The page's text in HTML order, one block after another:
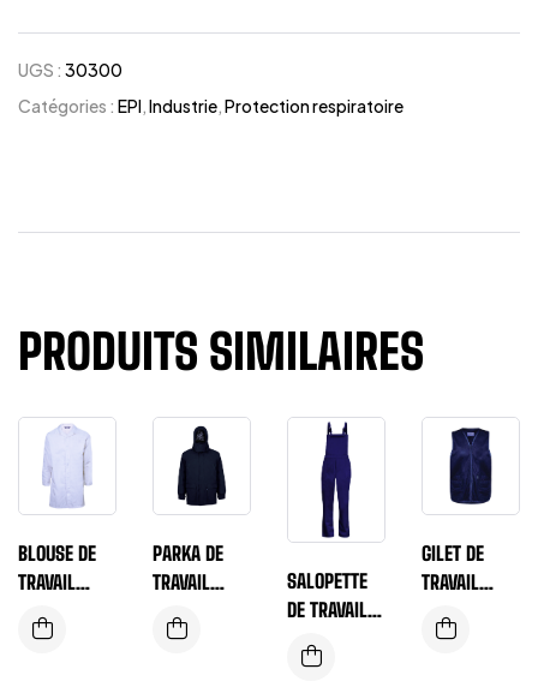
UGS : 30300
Catégories : EPI,Industrie,Protection respiratoire
PRODUITS SIMILAIRES
BLOUSE DE
TRAVAIL
HOMME
ANTISTATIQU
PARKA DE
TRAVAIL
DOUBLE
MATELASSÉ
SALOPETTE
DE TRAVAIL
HOMME
AVEC POCHE
GILET DE
TRAVAIL
HOMME
ENCOLURE V